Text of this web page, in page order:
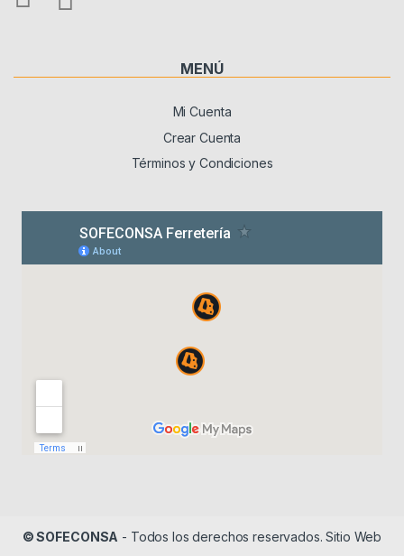
MENÚ
Mi Cuenta
Crear Cuenta
Términos y Condiciones
© SOFECONSA - Todos los derechos reservados. Sitio Web